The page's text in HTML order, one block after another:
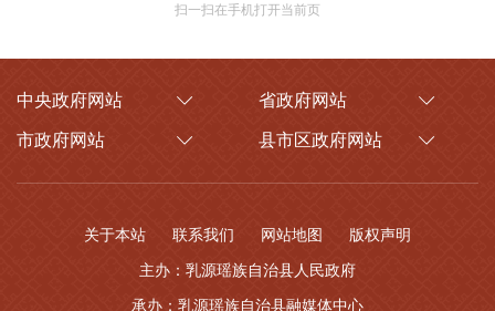
扫一扫在手机打开当前页
中央政府网站 省政府网站
市政府网站 县市区政府网站
关于本站 联系我们 网站地图
版权声明
主办：乳源瑶族自治县人民政府
承办：乳源瑶族自治县融媒体中心